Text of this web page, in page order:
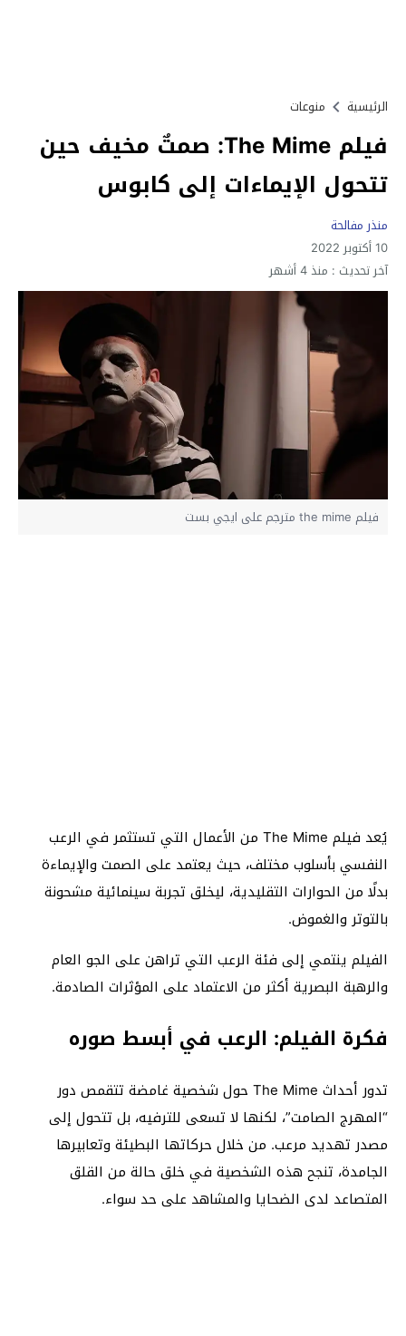
الرئيسية منوعات
فيلم The Mime: صمتٌ مخيف حين
تتحول الإيماءات إلى كابوس
منذر مفالحة
10 أكتوبر 2022
آخر تحديث : منذ 4 أشهر
فيلم the mime مترجم على ايجي بست
يُعد فيلم The Mime من الأعمال التي تستثمر في الرعب
النفسي بأسلوب مختلف، حيث يعتمد على الصمت والإيماءة
بدلًا من الحوارات التقليدية، ليخلق تجربة سينمائية مشحونة
بالتوتر والغموض.
الفيلم ينتمي إلى فئة الرعب التي تراهن على الجو العام
والرهبة البصرية أكثر من الاعتماد على المؤثرات الصادمة.
فكرة الفيلم: الرعب في أبسط صوره
تدور أحداث The Mime حول شخصية غامضة تتقمص دور
“المهرج الصامت”، لكنها لا تسعى للترفيه، بل تتحول إلى
مصدر تهديد مرعب. من خلال حركاتها البطيئة وتعابيرها
الجامدة، تنجح هذه الشخصية في خلق حالة من القلق
المتصاعد لدى الضحايا والمشاهد على حد سواء.